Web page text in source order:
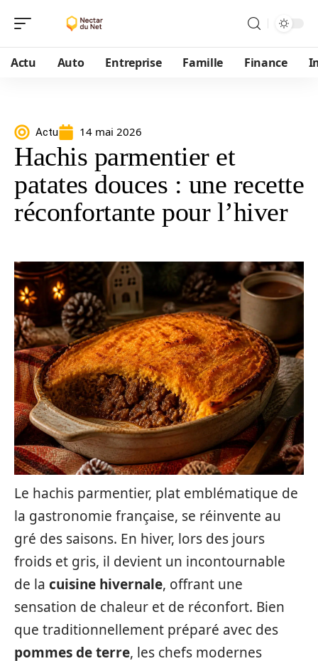
Actu Auto Entreprise Famille Finance
Actu 14 mai 2026
Hachis parmentier et
patates douces : une recette
réconfortante pour l’hiver
Le hachis parmentier, plat emblématique de
la gastronomie française, se réinvente au
gré des saisons. En hiver, lors des jours
froids et gris, il devient un incontournable
de la cuisine hivernale, offrant une
sensation de chaleur et de réconfort. Bien
que traditionnellement préparé avec des
pommes de terre, les chefs modernes